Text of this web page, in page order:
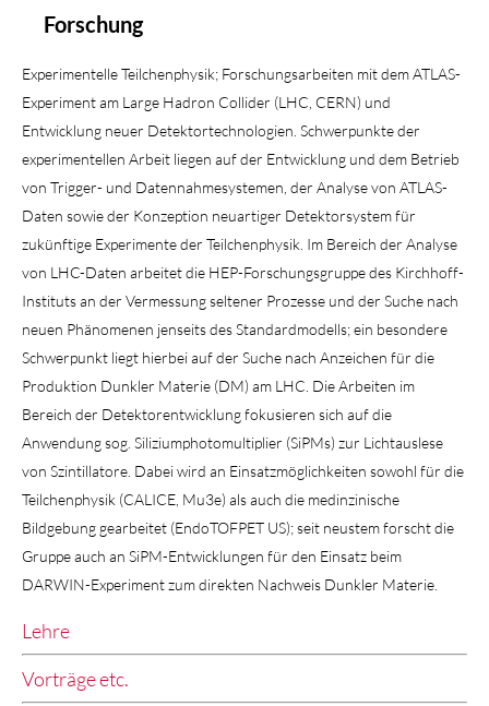
Forschung
Experimentelle Teilchenphysik; Forschungsarbeiten mit dem ATLAS-
Experiment am Large Hadron Collider (LHC, CERN) und
Entwicklung neuer Detektortechnologien. Schwerpunkte der
experimentellen Arbeit liegen auf der Entwicklung und dem Betrieb
von Trigger- und Datennahmesystemen, der Analyse von ATLAS-
Daten sowie der Konzeption neuartiger Detektorsystem für
zukünftige Experimente der Teilchenphysik. Im Bereich der Analyse
von LHC-Daten arbeitet die HEP-Forschungsgruppe des Kirchhoff-
Instituts an der Vermessung seltener Prozesse und der Suche nach
neuen Phänomenen jenseits des Standardmodells; ein besondere
Schwerpunkt liegt hierbei auf der Suche nach Anzeichen für die
Produktion Dunkler Materie (DM) am LHC. Die Arbeiten im
Bereich der Detektorentwicklung fokusieren sich auf die
Anwendung sog. Siliziumphotomultiplier (SiPMs) zur Lichtauslese
von Szintillatore. Dabei wird an Einsatzmöglichkeiten sowohl für die
Teilchenphysik (CALICE, Mu3e) als auch die medinzinische
Bildgebung gearbeitet (EndoTOFPET US); seit neustem forscht die
Gruppe auch an SiPM-Entwicklungen für den Einsatz beim
DARWIN-Experiment zum direkten Nachweis Dunkler Materie.
Lehre
Vorträge etc.